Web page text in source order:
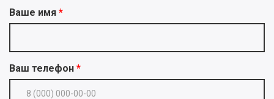
Ваше имя
Ваш телефон